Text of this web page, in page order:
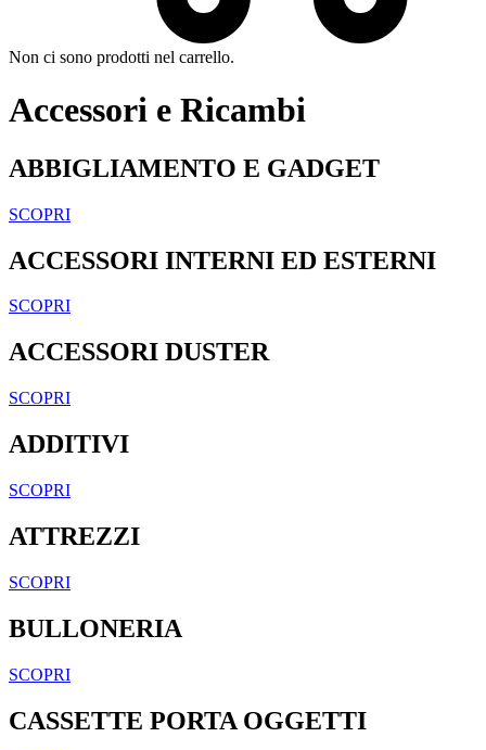
Non ci sono prodotti nel carrello.
Accessori e Ricambi
ABBIGLIAMENTO E GADGET
SCOPRI
ACCESSORI INTERNI ED ESTERNI
SCOPRI
ACCESSORI DUSTER
SCOPRI
ADDITIVI
SCOPRI
ATTREZZI
SCOPRI
BULLONERIA
SCOPRI
CASSETTE PORTA OGGETTI